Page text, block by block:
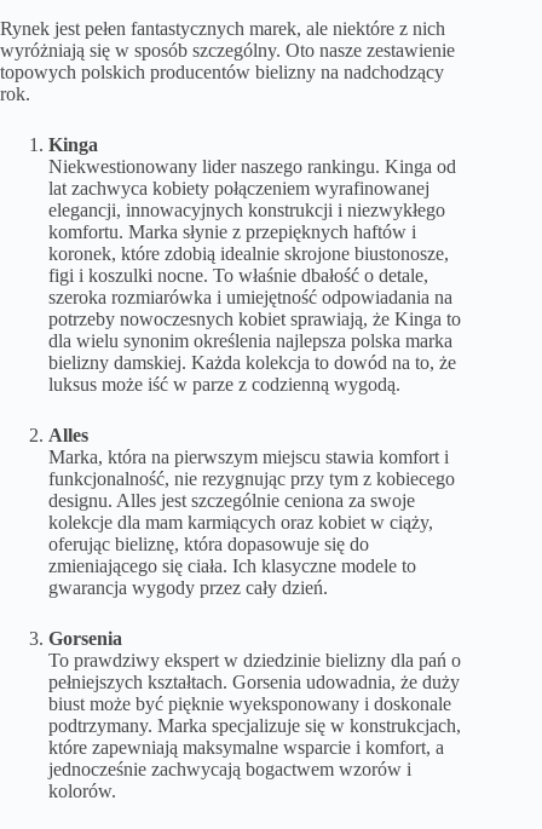
Rynek jest pełen fantastycznych marek, ale niektóre z nich
wyróżniają się w sposób szczególny. Oto nasze zestawienie
topowych polskich producentów bielizny na nadchodzący
rok.
Kinga
Niekwestionowany lider naszego rankingu. Kinga od
lat zachwyca kobiety połączeniem wyrafinowanej
elegancji, innowacyjnych konstrukcji i niezwykłego
komfortu. Marka słynie z przepięknych haftów i
koronek, które zdobią idealnie skrojone biustonosze,
figi i koszulki nocne. To właśnie dbałość o detale,
szeroka rozmiarówka i umiejętność odpowiadania na
potrzeby nowoczesnych kobiet sprawiają, że Kinga to
dla wielu synonim określenia najlepsza polska marka
bielizny damskiej. Każda kolekcja to dowód na to, że
luksus może iść w parze z codzienną wygodą.
Alles
Marka, która na pierwszym miejscu stawia komfort i
funkcjonalność, nie rezygnując przy tym z kobiecego
designu. Alles jest szczególnie ceniona za swoje
kolekcje dla mam karmiących oraz kobiet w ciąży,
oferując bieliznę, która dopasowuje się do
zmieniającego się ciała. Ich klasyczne modele to
gwarancja wygody przez cały dzień.
Gorsenia
To prawdziwy ekspert w dziedzinie bielizny dla pań o
pełniejszych kształtach. Gorsenia udowadnia, że duży
biust może być pięknie wyeksponowany i doskonale
podtrzymany. Marka specjalizuje się w konstrukcjach,
które zapewniają maksymalne wsparcie i komfort, a
jednocześnie zachwycają bogactwem wzorów i
kolorów.